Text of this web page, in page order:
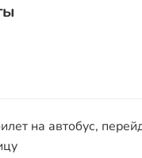
на автобус,